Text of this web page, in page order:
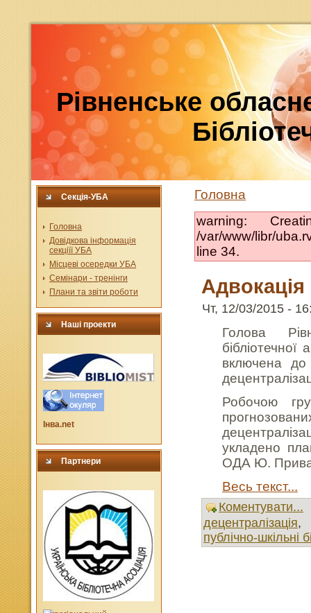
Рівненське
Секція-УБА
Головна
Довідкова інформація
секціїї УБА
Місцеві осередки УБА
Семінари - тренінги
Плани та звіти роботи
Наші проекти
Інва.net
Партнери
Головна
warning:
/var/www/libr/
line 34.
Адвокація
Чт, 12/03/2015 -
Голова
бібліотечної
включена до
Робочою
укладено
ОДА Ю.
Весь текст...
Коментувати...
децентралізація
публічно-шкільні